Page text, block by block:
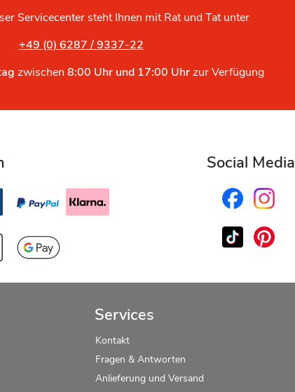
Servicecenter steht Ihnen mit Rat und Tat unter
+49 (0) 6287 / 9337-22
zwischen8:00 Uhr und 17:00 Uhrzur Verfügung
Social Media
Services
Kontakt
Fragen & Antworten
Anlieferung und Versand